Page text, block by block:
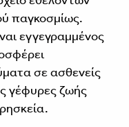
παγκοσμίως.
εγγεγραμμένος
σε ασθενείς
γέφυρες ζωής